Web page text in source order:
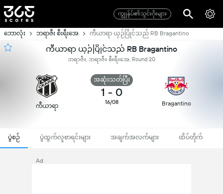
ကျွုန်ုပ်၏သွင်းဂိုးများ
ဘောလုံး ဘရာဇီး စီးရီးအေ ကီယာရာ ယှဉ်ပြိုင်သည် RB Bragantino
ကီယာရာ ယှဉ်ပြိုင်သည် RB Bragantino
ဘရာဇီး, ဘရာဇီး စီးရီးအေ, Round 20
ကီယာရာ
အဆုံးသတ်ပြီး
1 - 0
16/08 Bragantino
ပွဲစဉ် ပွဲထွက်လူစာရင်းများ အချက်အလက်များ ထိပ်တိုက်
Ad